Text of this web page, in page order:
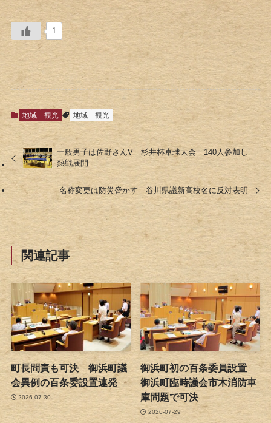
1
地域 観光 地域 観光
一般男子は佐野さんV 杉井杯卓球大会 140人参加し
熱戦展開
名称変更は防災脅かす 谷川県議新高校名に反対表明
関連記事
町長問責も可決 御浜町議
会異例の百条委設置連発
2026-07-30
御浜町初の百条委員設置
御浜町臨時議会市木消防車
庫問題で可決
2026-07-29